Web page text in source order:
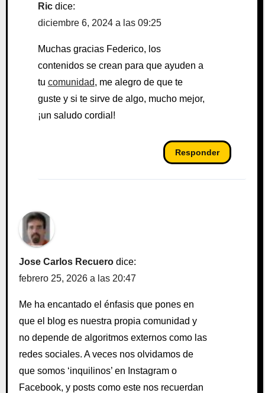
Ric dice:
diciembre 6, 2024 a las 09:25
Muchas gracias Federico, los
contenidos se crean para que ayuden a
tu comunidad, me alegro de que te
guste y si te sirve de algo, mucho mejor,
¡un saludo cordial!
Responder
Jose Carlos Recuero dice:
febrero 25, 2026 a las 20:47
Me ha encantado el énfasis que pones en
que el blog es nuestra propia comunidad y
no depende de algoritmos externos como las
redes sociales. A veces nos olvidamos de
que somos ‘inquilinos’ en Instagram o
Facebook, y posts como este nos recuerdan